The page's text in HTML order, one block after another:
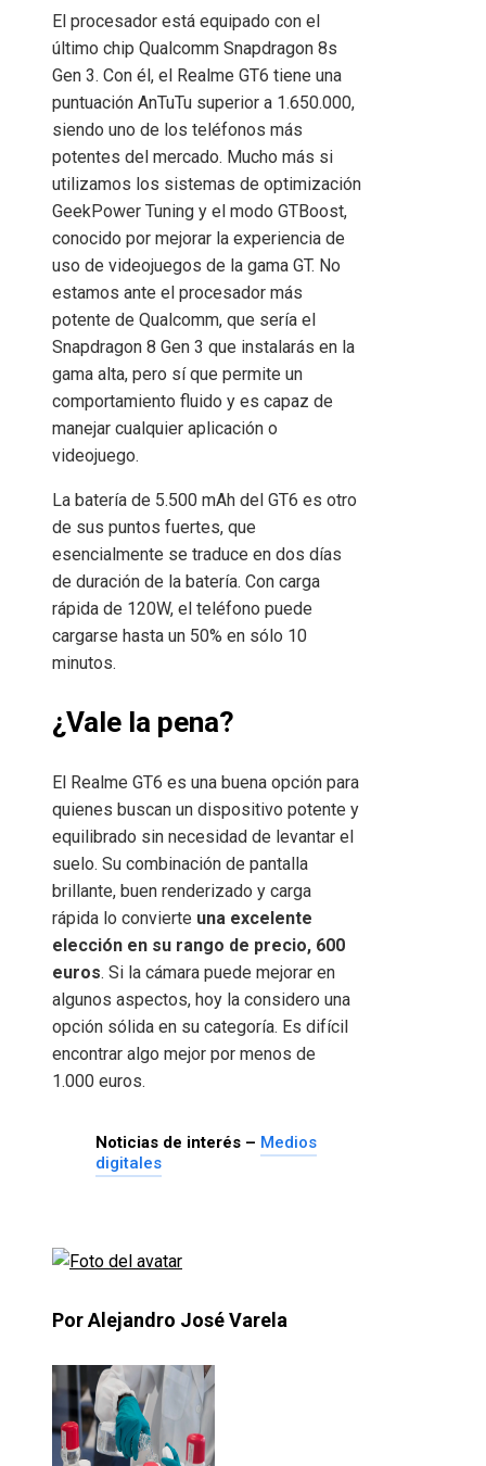
El procesador está equipado con el
último chip Qualcomm Snapdragon 8s
Gen 3. Con él, el Realme GT6 tiene una
puntuación AnTuTu superior a 1.650.000,
siendo uno de los teléfonos más
potentes del mercado. Mucho más si
utilizamos los sistemas de optimización
GeekPower Tuning y el modo GTBoost,
conocido por mejorar la experiencia de
uso de videojuegos de la gama GT. No
estamos ante el procesador más
potente de Qualcomm, que sería el
Snapdragon 8 Gen 3 que instalarás en la
gama alta, pero sí que permite un
comportamiento fluido y es capaz de
manejar cualquier aplicación o
videojuego.
La batería de 5.500 mAh del GT6 es otro
de sus puntos fuertes, que
esencialmente se traduce en dos días
de duración de la batería. Con carga
rápida de 120W, el teléfono puede
cargarse hasta un 50% en sólo 10
minutos.
¿Vale la pena?
El Realme GT6 es una buena opción para
quienes buscan un dispositivo potente y
equilibrado sin necesidad de levantar el
suelo. Su combinación de pantalla
brillante, buen renderizado y carga
rápida lo convierte una excelente
elección en su rango de precio, 600
euros. Si la cámara puede mejorar en
algunos aspectos, hoy la considero una
opción sólida en su categoría. Es difícil
encontrar algo mejor por menos de
1.000 euros.
Noticias de interés – Medios
digitales
Por Alejandro José Varela